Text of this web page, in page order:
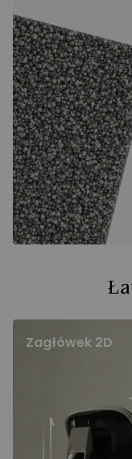
Zagłówek 2D